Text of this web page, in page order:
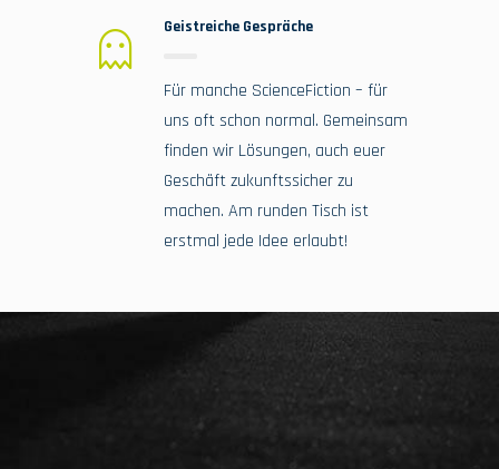
Geistreiche Gespräche
Für manche ScienceFiction – für
uns oft schon normal. Gemeinsam
finden wir Lösungen, auch euer
Geschäft zukunftssicher zu
machen. Am runden Tisch ist
erstmal jede Idee erlaubt!